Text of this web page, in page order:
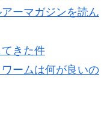
ーマガジンを読ん
きた件
ームは何が良いの